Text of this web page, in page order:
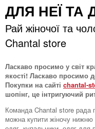
ДЛЯ НЕЇ ТА
Рай жіночої та
Chantal store
Ласкаво просимо у світ
якості! Ласкаво просимо
Покупки на сайті chantal-
шопінг, це інтригуючий
Команда Chantal store рада
можна купити жіночу нижню